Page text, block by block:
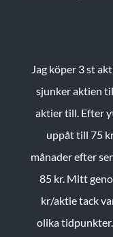
Jag köper 3 st
sjunker aktien
aktier till. Efter
uppåt till 75
månader efter
85 kr. Mitt
kr/aktie tack
olika